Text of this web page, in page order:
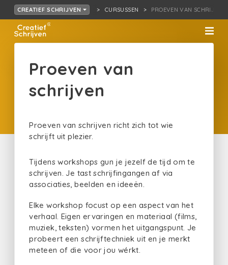
CREATIEF SCHRIJVEN CURSUSSEN PROEVEN VAN SCHRIJVEN
Proeven van
schrijven
Proeven van schrijven richt zich tot wie
schrijft uit plezier.
Tijdens workshops gun je jezelf de tijd om te
schrijven. Je tast schrijfingangen af via
associaties, beelden en ideeën.
Elke workshop focust op een aspect van het
verhaal. Eigen ervaringen en materiaal (films,
muziek, teksten) vormen het uitgangspunt. Je
probeert een schrijftechniek uit en je merkt
meteen of die voor jou wérkt.